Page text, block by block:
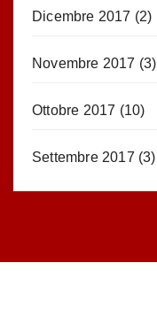
Dicembre 2017 (2)
Novembre 2017 (3)
Ottobre 2017 (10)
Settembre 2017 (3)